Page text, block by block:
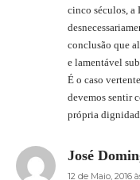
cinco séculos, a
conclusão que
e lamentável
É o caso
devemos sentir
própria
José
12 de Maio, 2016